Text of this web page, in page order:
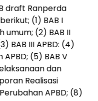
draft Ranperda
(1) BAB I
umum; (2) BAB II
BAB III APBD: (4)
APBD; (5) BAB V
dan
Realisasi
APBD; (8)